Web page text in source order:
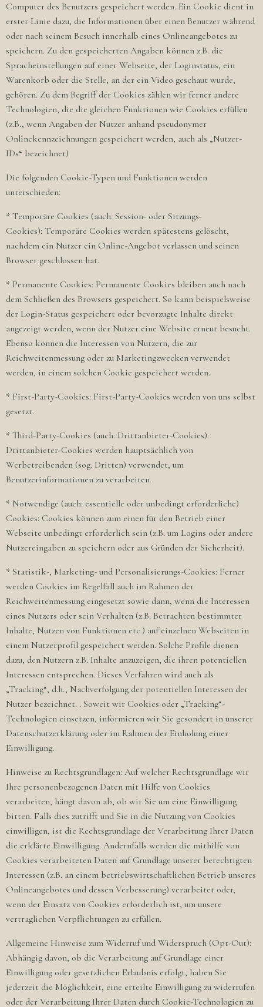
Computer des Benutzers gespeichert werden. Ein Cookie dient in
erster Linie dazu, die Informationen über einen Benutzer während
oder nach seinem Besuch innerhalb eines Onlineangebotes zu
speichern. Zu den gespeicherten Angaben können z.B. die
Spracheinstellungen auf einer Webseite, der Loginstatus, ein
Warenkorb oder die Stelle, an der ein Video geschaut wurde,
gehören. Zu dem Begriff der Cookies zählen wir ferner andere
Technologien, die die gleichen Funktionen wie Cookies erfüllen
(z.B., wenn Angaben der Nutzer anhand pseudonymer
Onlinekennzeichnungen gespeichert werden, auch als „Nutzer-
IDs“ bezeichnet)
Die folgenden Cookie-Typen und Funktionen werden
unterschieden:
* Temporäre Cookies (auch: Session- oder Sitzungs-
Cookies): Temporäre Cookies werden spätestens gelöscht,
nachdem ein Nutzer ein Online-Angebot verlassen und seinen
Browser geschlossen hat.
* Permanente Cookies: Permanente Cookies bleiben auch nach
dem Schließen des Browsers gespeichert. So kann beispielsweise
der Login-Status gespeichert oder bevorzugte Inhalte direkt
angezeigt werden, wenn der Nutzer eine Website erneut besucht.
Ebenso können die Interessen von Nutzern, die zur
Reichweitenmessung oder zu Marketingzwecken verwendet
werden, in einem solchen Cookie gespeichert werden.
* First-Party-Cookies: First-Party-Cookies werden von uns selbst
gesetzt.
* Third-Party-Cookies (auch: Drittanbieter-Cookies):
Drittanbieter-Cookies werden hauptsächlich von
Werbetreibenden (sog. Dritten) verwendet, um
Benutzerinformationen zu verarbeiten.
* Notwendige (auch: essentielle oder unbedingt erforderliche)
Cookies: Cookies können zum einen für den Betrieb einer
Webseite unbedingt erforderlich sein (z.B. um Logins oder andere
Nutzereingaben zu speichern oder aus Gründen der Sicherheit).
* Statistik-, Marketing- und Personalisierungs-Cookies: Ferner
werden Cookies im Regelfall auch im Rahmen der
Reichweitenmessung eingesetzt sowie dann, wenn die Interessen
eines Nutzers oder sein Verhalten (z.B. Betrachten bestimmter
Inhalte, Nutzen von Funktionen etc.) auf einzelnen Webseiten in
einem Nutzerprofil gespeichert werden. Solche Profile dienen
dazu, den Nutzern z.B. Inhalte anzuzeigen, die ihren potentiellen
Interessen entsprechen. Dieses Verfahren wird auch als
„Tracking“, d.h., Nachverfolgung der potentiellen Interessen der
Nutzer bezeichnet. . Soweit wir Cookies oder „Tracking“-
Technologien einsetzen, informieren wir Sie gesondert in unserer
Datenschutzerklärung oder im Rahmen der Einholung einer
Einwilligung.
Hinweise zu Rechtsgrundlagen: Auf welcher Rechtsgrundlage wir
Ihre personenbezogenen Daten mit Hilfe von Cookies
verarbeiten, hängt davon ab, ob wir Sie um eine Einwilligung
bitten. Falls dies zutrifft und Sie in die Nutzung von Cookies
einwilligen, ist die Rechtsgrundlage der Verarbeitung Ihrer Daten
die erklärte Einwilligung. Andernfalls werden die mithilfe von
Cookies verarbeiteten Daten auf Grundlage unserer berechtigten
Interessen (z.B. an einem betriebswirtschaftlichen Betrieb unseres
Onlineangebotes und dessen Verbesserung) verarbeitet oder,
wenn der Einsatz von Cookies erforderlich ist, um unsere
vertraglichen Verpflichtungen zu erfüllen.
Allgemeine Hinweise zum Widerruf und Widerspruch (Opt-Out):
Abhängig davon, ob die Verarbeitung auf Grundlage einer
Einwilligung oder gesetzlichen Erlaubnis erfolgt, haben Sie
jederzeit die Möglichkeit, eine erteilte Einwilligung zu widerrufen
oder der Verarbeitung Ihrer Daten durch Cookie-Technologien zu